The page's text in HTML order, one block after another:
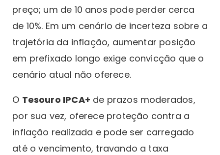
preço; um de 10 anos pode perder cerca
de 10%. Em um cenário de incerteza sobre a
trajetória da inflação, aumentar posição
em prefixado longo exige convicção que o
cenário atual não oferece.
O Tesouro IPCA+ de prazos moderados,
por sua vez, oferece proteção contra a
inflação realizada e pode ser carregado
até o vencimento, travando a taxa